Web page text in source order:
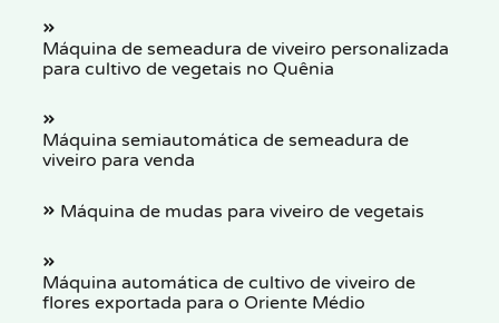
Máquina de semeadura de viveiro personalizada
para cultivo de vegetais no Quênia
Máquina semiautomática de semeadura de
viveiro para venda
Máquina de mudas para viveiro de vegetais
Máquina automática de cultivo de viveiro de
flores exportada para o Oriente Médio